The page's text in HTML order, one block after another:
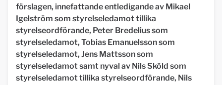
förslagen, innefattande entledigande av Mikael
Igelström som styrelseledamot tillika
styrelseordförande, Peter Bredelius som
styrelseledamot, Tobias Emanuelsson som
styrelseledamot, Jens Mattsson som
styrelseledamot samt nyval av Nils Sköld som
styrelseledamot tillika styrelseordförande, Nils